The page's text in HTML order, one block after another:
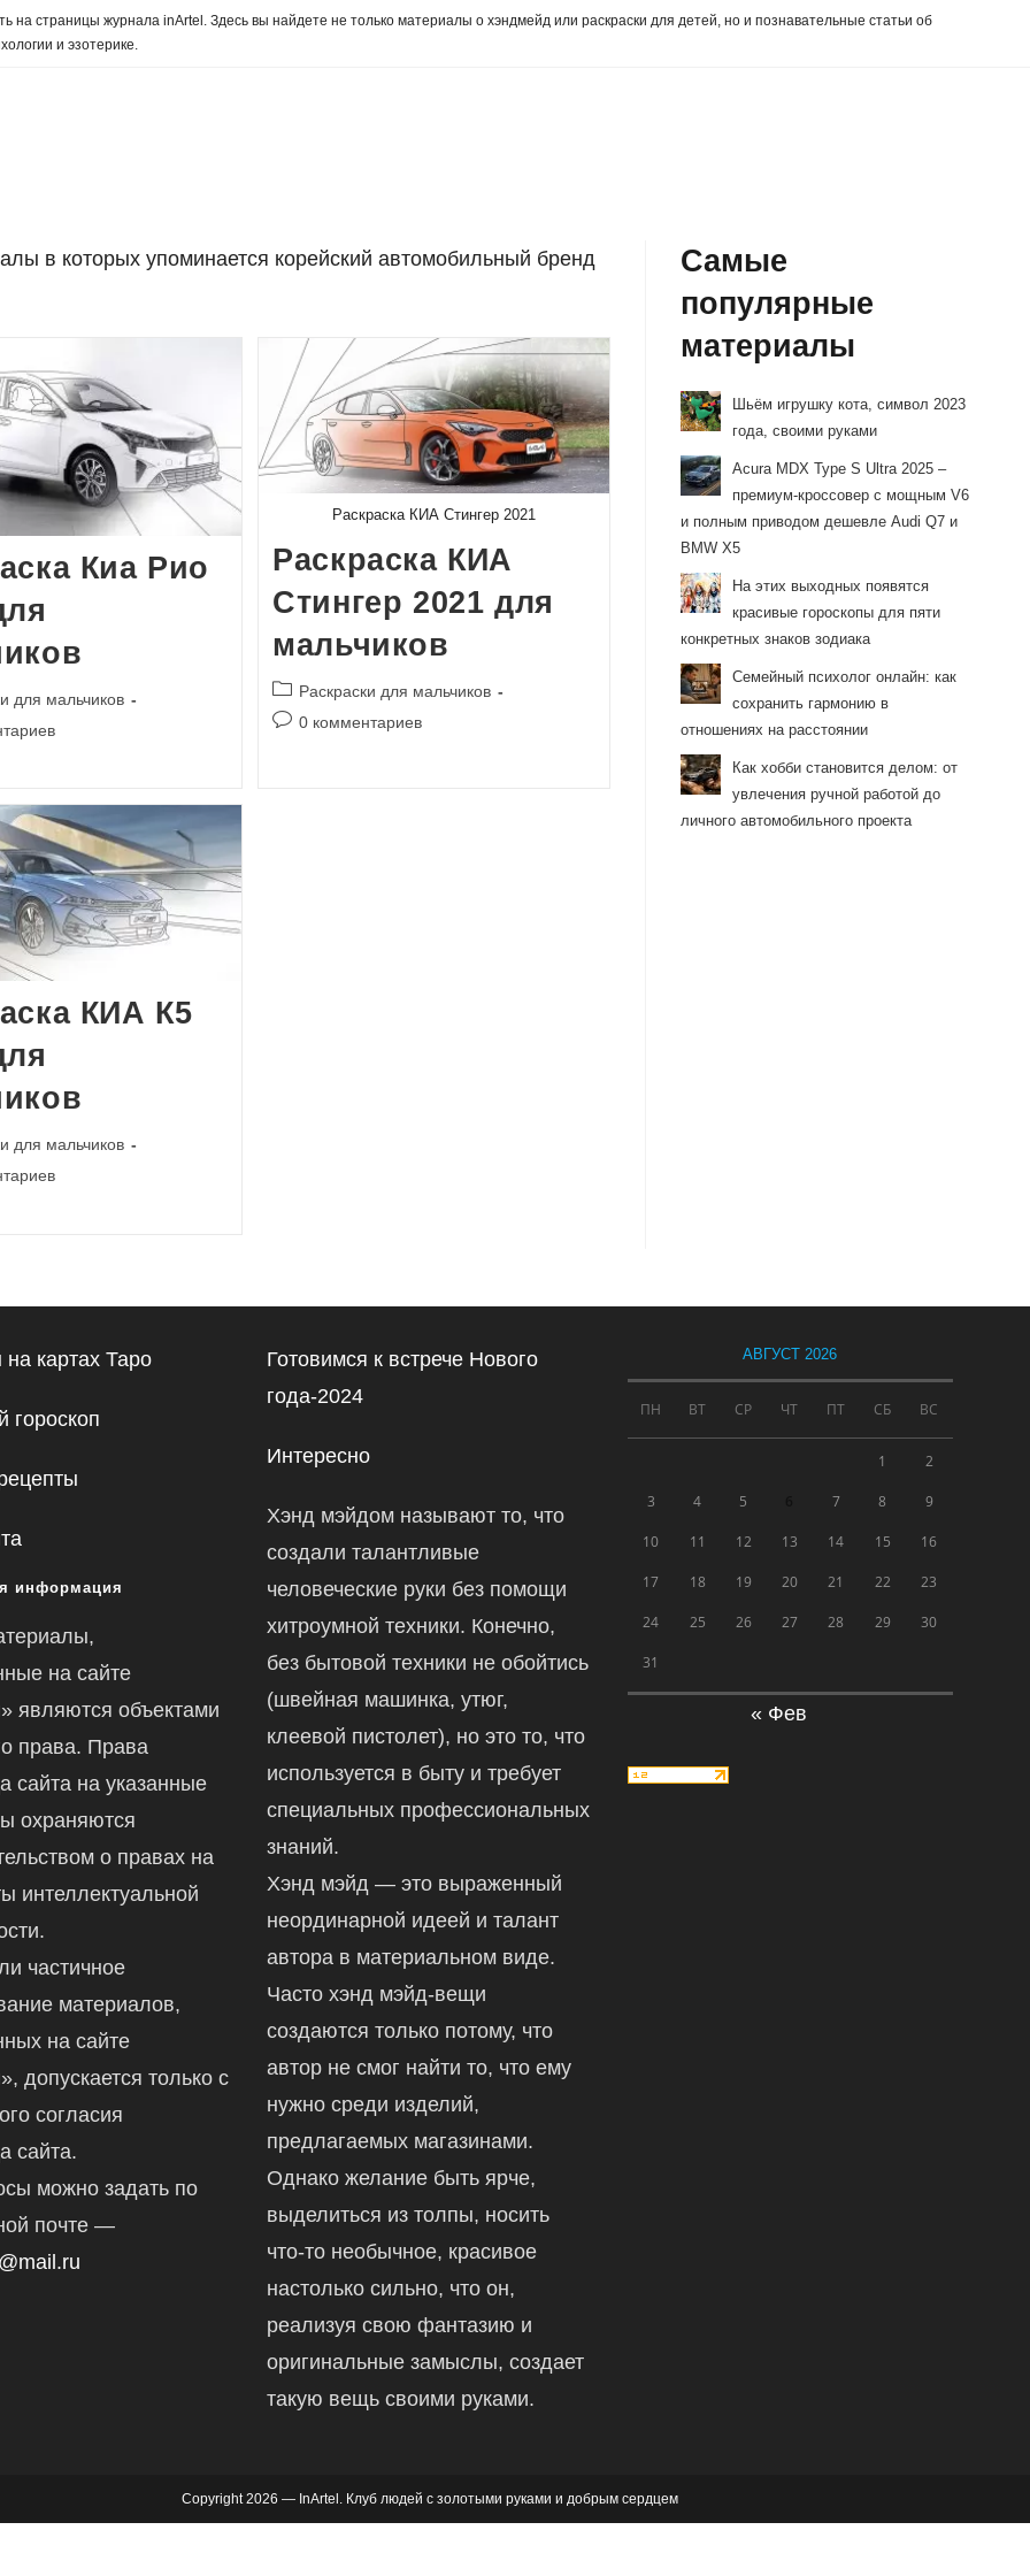
на страницы журнала inArtel. Здесь вы найдете не только материалы о хэндмейд или раскраски для детей, но и познавательные статьи об
и эзотерике.
в которых упоминается корейский автомобильный бренд
Киа Рио
для мальчиков
Раскраска КИА Стингер 2021
Раскраска КИА
Стингер 2021 для
мальчиков
Рубрика
записи:
Раскраски для мальчиков
Комментарии
0 комментариев
КИА К5
для мальчиков
Самые
популярные
материалы
Шьём игрушку кота, символ 2023
года, своими руками
Acura MDX Type S Ultra 2025 –
премиум-кроссовер с мощным V6
и полным приводом дешевле Audi Q7 и
BMW X5
На этих выходных появятся
красивые гороскопы для пяти
конкретных знаков зодиака
Семейный психолог онлайн: как
сохранить гармонию в
отношениях на расстоянии
Как хобби становится делом: от
увлечения ручной работой до
личного автомобильного проекта
картах Таро
гороскоп
информация
на сайте
являются объектами
права. Права
сайта на указанные
охраняются
о правах на
интеллектуальной
частичное
материалов,
на сайте
допускается только с
согласия
сайта.
можно задать по
почте —
Готовимся к встрече Нового
года-2024
Интересно
Хэнд мэйдом называют то, что
создали талантливые
человеческие руки без помощи
хитроумной техники. Конечно,
без бытовой техники не обойтись
(швейная машинка, утюг,
клеевой пистолет), но это то, что
используется в быту и требует
специальных профессиональных
знаний.
Хэнд мэйд — это выраженный
неординарной идеей и талант
автора в материальном виде.
Часто хэнд мэйд-вещи
создаются только потому, что
автор не смог найти то, что ему
нужно среди изделий,
предлагаемых магазинами.
Однако желание быть ярче,
выделиться из толпы, носить
что-то необычное, красивое
настолько сильно, что он,
реализуя свою фантазию и
оригинальные замыслы, создает
такую вещь своими руками.
АВГУСТ 2026
ПН ВТ СР ЧТ ПТ СБ ВС
1 2
3 4 5 7 8 9
10 11 12 13 14 15 16
17 18 19 20 21 22 23
24 25 26 27 28 29 30
31
« Фев
Copyright 2026 — InArtel. Клуб людей с золотыми руками и добрым сердцем